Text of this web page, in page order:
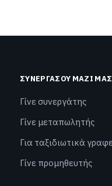
ΣΥΝΕΡΓΆΣΟΥ ΜΑΖΊ ΜΑΣ
Γίνε συνεργάτης
Γίνε μεταπωλητής
Για ταξιδιωτικά
Γίνε προμηθευτής